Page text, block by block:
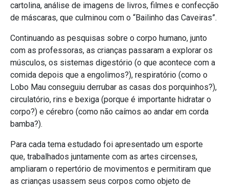
cartolina, análise de imagens de livros, filmes e confecção
de máscaras, que culminou com o “Bailinho das Caveiras”.
Continuando as pesquisas sobre o corpo humano, junto
com as professoras, as crianças passaram a explorar os
músculos, os sistemas digestório (o que acontece com a
comida depois que a engolimos?), respiratório (como o
Lobo Mau conseguiu derrubar as casas dos porquinhos?),
circulatório, rins e bexiga (porque é importante hidratar o
corpo?) e cérebro (como não caímos ao andar em corda
bamba?).
Para cada tema estudado foi apresentado um esporte
que, trabalhados juntamente com as artes circenses,
ampliaram o repertório de movimentos e permitiram que
as crianças usassem seus corpos como objeto de